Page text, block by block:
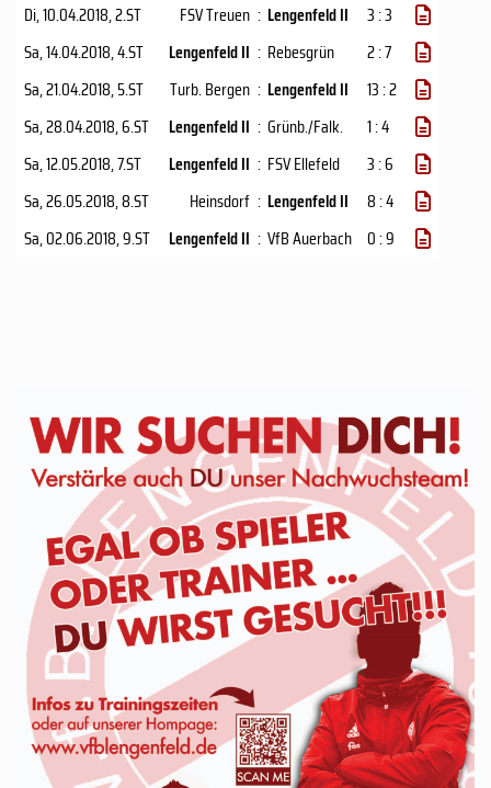
Di, 10.04.2018, 2.ST FSV Treuen : Lengenfeld II
3 : 3
Sa, 14.04.2018, 4.ST Lengenfeld II : Rebesgrün
2 : 7
Sa, 21.04.2018, 5.ST Turb. Bergen : Lengenfeld II
13 : 2
Sa, 28.04.2018, 6.ST Lengenfeld II : Grünb./Falk.
1 : 4
Sa, 12.05.2018, 7.ST Lengenfeld II : FSV Ellefeld
3 : 6
Sa, 26.05.2018, 8.ST Heinsdorf : Lengenfeld II
8 : 4
Sa, 02.06.2018, 9.ST Lengenfeld II : VfB Auerbach 0 : 9